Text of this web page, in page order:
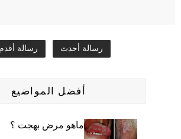
رسالة أحدث رسالة أقدم
أفضل المواضيع
ماهو مرض بهجت ؟